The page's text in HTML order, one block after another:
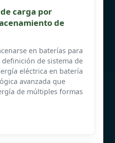
carga por
de
en baterías para
de sistema de
eléctrica en batería
avanzada que
de múltiples formas